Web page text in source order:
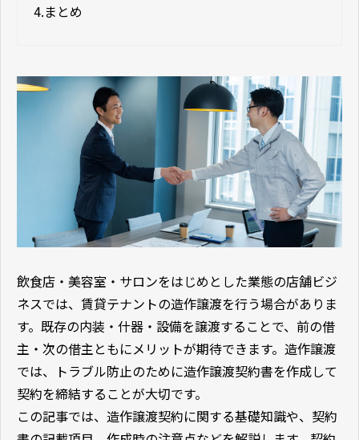
4.まとめ
飲食店・美容室・サロンをはじめとした業態の店舗ビジ
ネスでは、賃貸テナントの造作譲渡を行う場合がありま
す。既存の内装・什器・設備を譲渡することで、前の借
主・次の借主ともにメリットが期待できます。造作譲渡
では、トラブル防止のために造作譲渡契約書を作成して
契約を締結することが大切です。
この記事では、造作譲渡契約に関する基礎知識や、契約